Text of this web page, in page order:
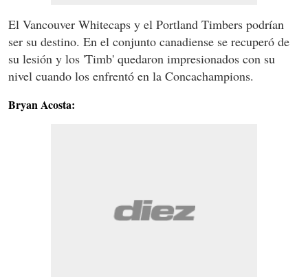
El Vancouver Whitecaps y el Portland Timbers podrían
ser su destino. En el conjunto canadiense se recuperó de
su lesión y los 'Timb' quedaron impresionados con su
nivel cuando los enfrentó en la Concachampions.
Bryan Acosta: